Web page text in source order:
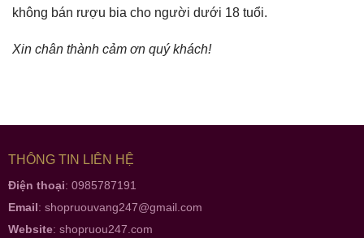
không bán rượu bia cho người dưới 18 tuổi.
Xin chân thành cảm ơn quý khách!
THÔNG TIN LIÊN HỆ
Điện thoại: 0985787191
Email: shopruouvang247@gmail.com
Website: shopruou247.com